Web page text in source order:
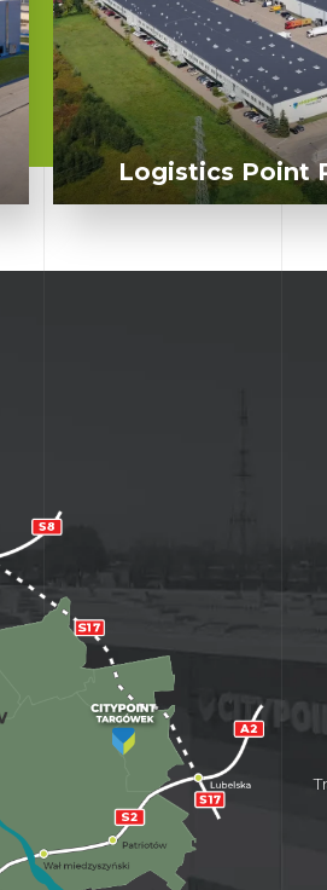
Logistics Point